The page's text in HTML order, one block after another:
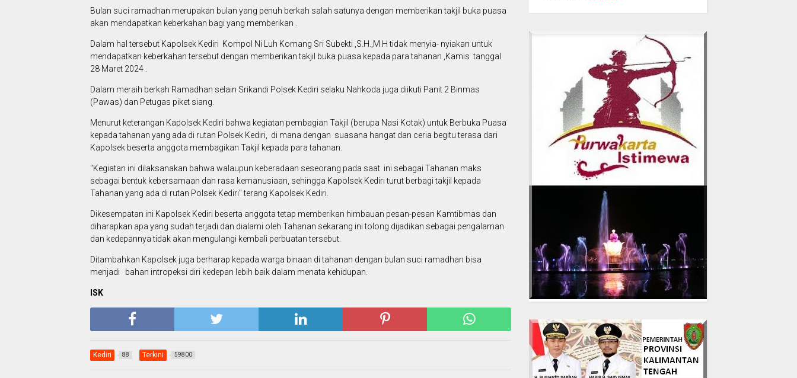
Bulan suci ramadhan merupakan bulan yang penuh berkah salah satunya dengan memberikan takjil buka puasa
akan mendapatkan keberkahan bagi yang memberikan .
Dalam hal tersebut Kapolsek Kediri Kompol Ni Luh Komang Sri Subekti ,S.H.,M.H tidak menyia- nyiakan untuk
mendapatkan keberkahan tersebut dengan memberikan takjil buka puasa kepada para tahanan ,Kamis tanggal
28 Maret 2024 .
Dalam meraih berkah Ramadhan selain Srikandi Polsek Kediri selaku Nahkoda juga diikuti Panit 2 Binmas
(Pawas) dan Petugas piket siang.
Menurut keterangan Kapolsek Kediri bahwa kegiatan pembagian Takjil (berupa Nasi Kotak) untuk Berbuka Puasa
kepada tahanan yang ada di rutan Polsek Kediri, di mana dengan suasana hangat dan ceria begitu terasa dari
Kapolsek beserta anggota membagikan Takjil kepada para tahanan.
"Kegiatan ini dilaksanakan bahwa walaupun keberadaan seseorang pada saat ini sebagai Tahanan maks
sebagai bentuk kebersamaan dan rasa kemanusiaan, sehingga Kapolsek Kediri turut berbagi takjil kepada
Tahanan yang ada di rutan Polsek Kediri" terang Kapolsek Kediri.
Dikesempatan ini Kapolsek Kediri beserta anggota tetap memberikan himbauan pesan-pesan Kamtibmas dan
diharapkan apa yang sudah terjadi dan dialami oleh Tahanan sekarang ini tolong dijadikan sebagai pengalaman
dan kedepannya tidak akan mengulangi kembali perbuatan tersebut.
Ditambahkan Kapolsek juga berharap kepada warga binaan di tahanan dengan bulan suci ramadhan bisa
menjadi bahan intropeksi diri kedepan lebih baik dalam menata kehidupan.
ISK
Kediri 88 Terkini 59800